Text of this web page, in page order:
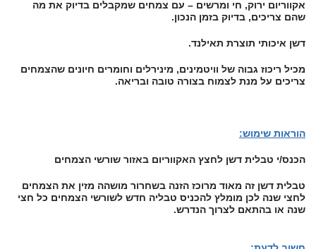
אקווריום ירוק, חי ומרשים – עם צמחים שמקבלים בדיוק את מה
שהם צריכים, בדיוק בזמן הנכון.
דשן איכותי תוצרת תאילנד.
מכיל ריכוז גבוה של וויטמינים, מינירלים וחומרים חיונים שהצמחים
צריכים על מנת לצמוח בצורה טובה ובריאה.
הוראות שימוש:
הכנס/י טבלית דשן לחצץ האקווריום באזור שורשי הצמחים
טבלית דשן זה מאוד מרוכז הזנה בשחרור מושהה מזין את הצמחים
לחצי שנה לכן מומלץ להכניס טבליה חדש לשורשי הצמחים כל חצי
שנה או בהתאם לצרוך הנדרש.